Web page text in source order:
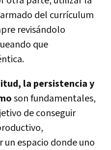
del currículum
revisándolo
que
la persistencia y
son fundamentales,
de conseguir
espacio donde uno